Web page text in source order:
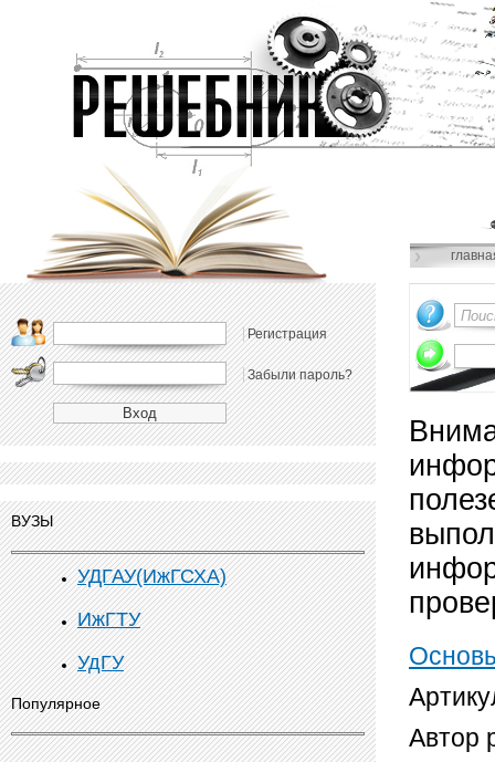
Регистрация
Забыли пароль?
ВУЗЫ
УДГАУ(ИжГСХА)
ИжГТУ
УдГУ
Популярное
Автор